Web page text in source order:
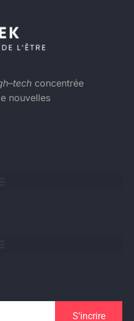
–tech concentrée
nouvelles
S'incrire